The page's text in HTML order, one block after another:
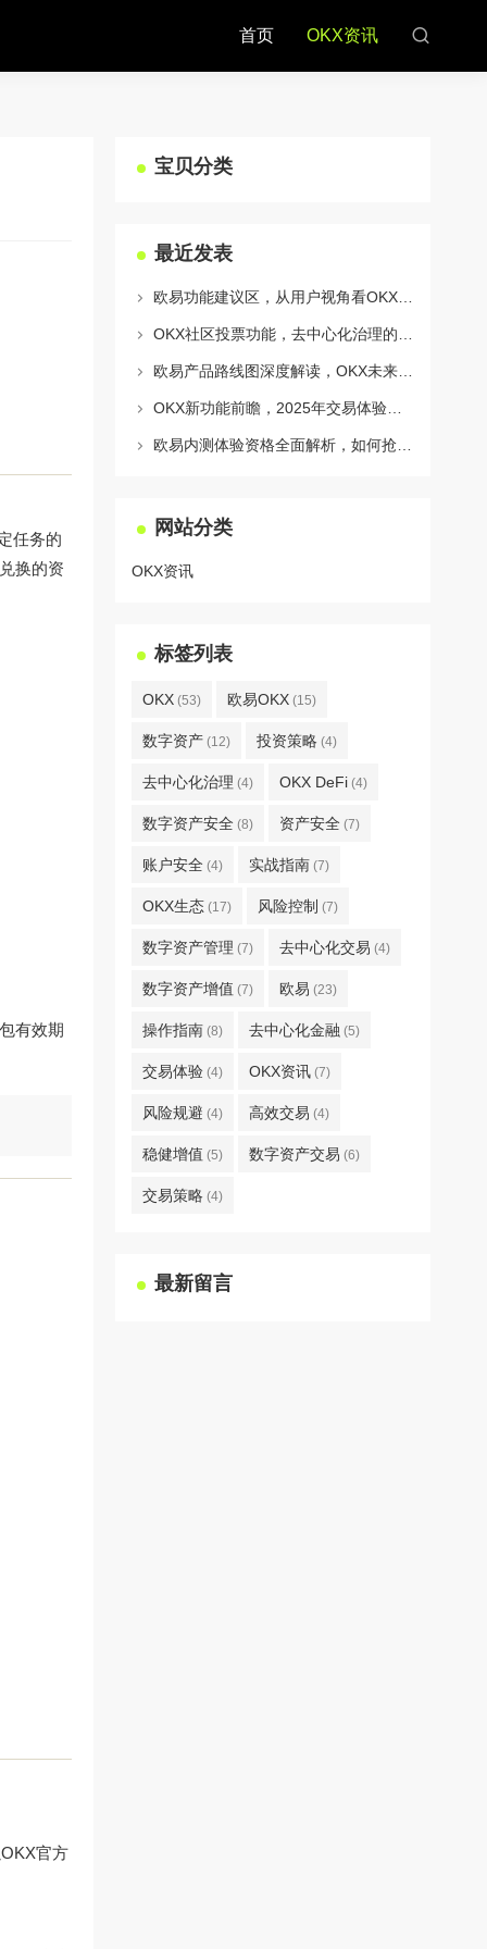
首页 OKX资讯
任务的
换的资
有效期
OKX官方
宝贝分类
最近发表
网站分类
OKX资讯
标签列表
OKX (53) 欧易OKX (15)
数字资产 (12) 投资策略 (4)
去中心化治理 (4) OKX DeFi (4)
数字资产安全 (8) 资产安全 (7)
账户安全 (4) 实战指南 (7)
OKX生态 (17) 风险控制 (7)
数字资产管理 (7) 去中心化交易 (4)
数字资产增值 (7) 欧易 (23)
操作指南 (8) 去中心化金融 (5)
交易体验 (4) OKX资讯 (7)
风险规避 (4) 高效交易 (4)
稳健增值 (5) 数字资产交易 (6)
交易策略 (4)
最新留言